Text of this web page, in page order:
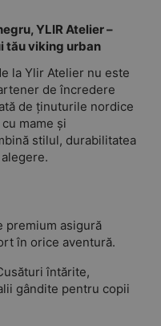
YLIR Atelier –
tău viking urban
la Ylir Atelier nu este
de încredere
de ținuturile nordice
mame și
stilul, durabilitatea
premium asigură
în orice aventură.
întărite,
gândite pentru copii